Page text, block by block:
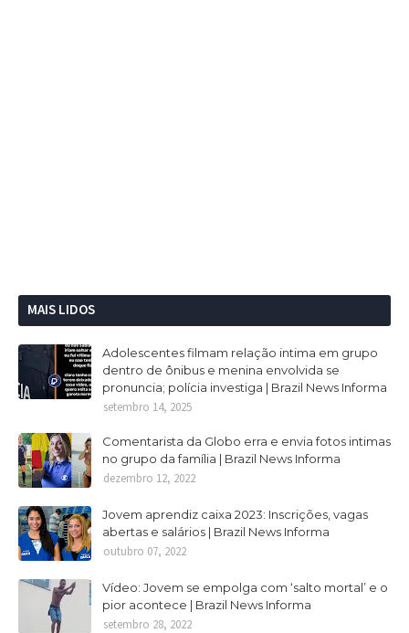
MAIS LIDOS
Adolescentes filmam relação intima em grupo
dentro de ônibus e menina envolvida se
pronuncia; polícia investiga | Brazil News Informa
setembro 14, 2025
Comentarista da Globo erra e envia fotos intimas
no grupo da família | Brazil News Informa
dezembro 12, 2022
Jovem aprendiz caixa 2023: Inscrições, vagas
abertas e salários | Brazil News Informa
outubro 07, 2022
Vídeo: Jovem se empolga com ‘salto mortal’ e o
pior acontece | Brazil News Informa
setembro 28, 2022